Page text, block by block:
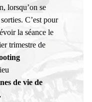
lorsqu’on se
C’est pour
la séance le
trimestre de
de vie de